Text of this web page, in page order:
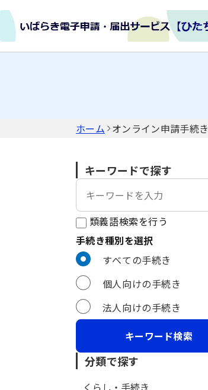
ホーム オンライン申請手続き
キーワードで探す
類義語検索を行う
手続き種別を選択
利用者選択すべての手続き
個人向けの手続き
法人向けの手続き
分類で探す
くらし・手続き